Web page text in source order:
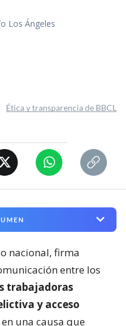
Los Ángeles
Ética y transparencia de BBCL
nacional, firma
entre los
trabajadoras
y acceso
en una causa que